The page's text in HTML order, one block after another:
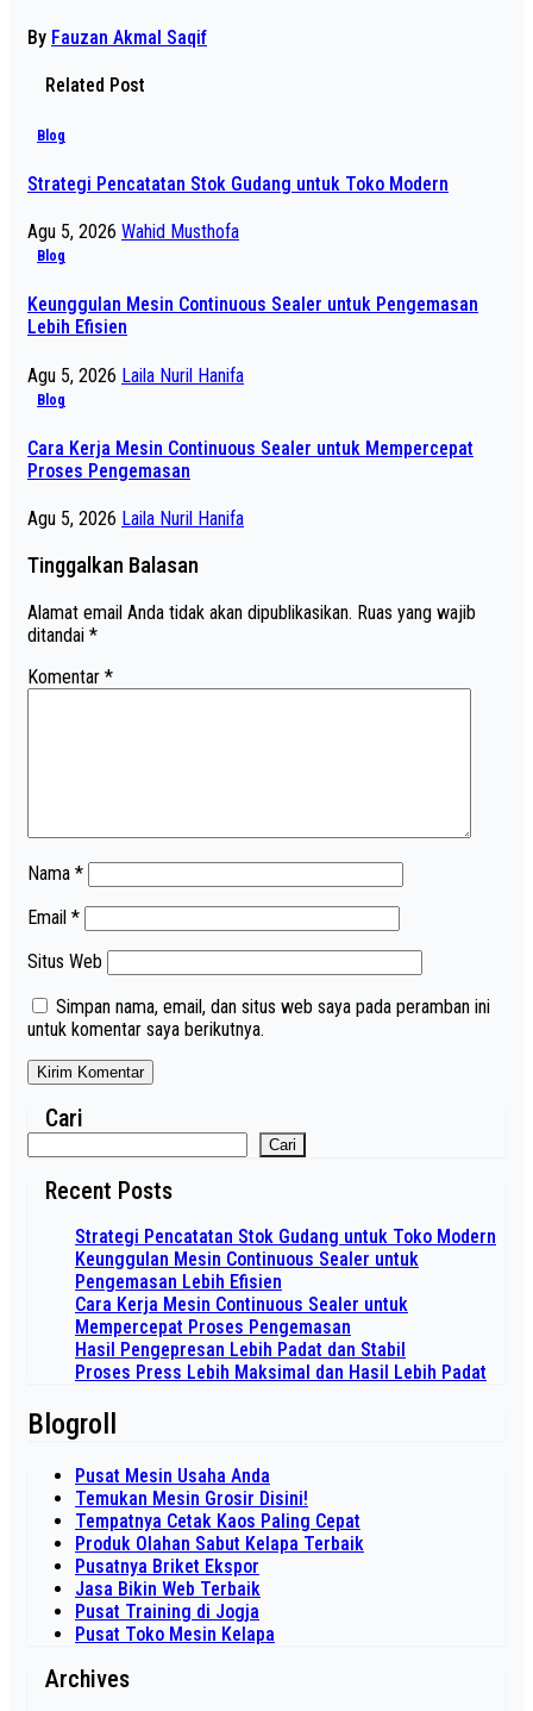
By Fauzan Akmal Saqif
Related Post
Blog
Strategi Pencatatan Stok Gudang untuk Toko Modern
Agu 5, 2026 Wahid Musthofa
Blog
Keunggulan Mesin Continuous Sealer untuk Pengemasan
Lebih Efisien
Agu 5, 2026 Laila Nuril Hanifa
Blog
Cara Kerja Mesin Continuous Sealer untuk Mempercepat
Proses Pengemasan
Agu 5, 2026 Laila Nuril Hanifa
Tinggalkan Balasan
Alamat email Anda tidak akan dipublikasikan. Ruas yang wajib
ditandai *
Komentar *
Nama *
Email *
Situs Web
Simpan nama, email, dan situs web saya pada peramban ini
untuk komentar saya berikutnya.
Cari
Cari
Recent Posts
Strategi Pencatatan Stok Gudang untuk Toko Modern
Keunggulan Mesin Continuous Sealer untuk
Pengemasan Lebih Efisien
Cara Kerja Mesin Continuous Sealer untuk
Mempercepat Proses Pengemasan
Hasil Pengepresan Lebih Padat dan Stabil
Proses Press Lebih Maksimal dan Hasil Lebih Padat
Blogroll
Pusat Mesin Usaha Anda
Temukan Mesin Grosir Disini!
Tempatnya Cetak Kaos Paling Cepat
Produk Olahan Sabut Kelapa Terbaik
Pusatnya Briket Ekspor
Jasa Bikin Web Terbaik
Pusat Training di Jogja
Pusat Toko Mesin Kelapa
Archives